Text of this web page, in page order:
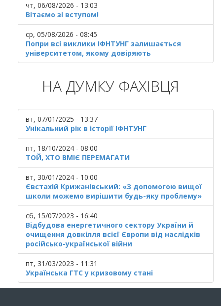
чт, 06/08/2026 - 13:03
Вітаємо зі вступом!
ср, 05/08/2026 - 08:45
Попри всі виклики ІФНТУНГ залишається
університетом, якому довіряють
НА ДУМКУ ФАХІВЦЯ
вт, 07/01/2025 - 13:37
Унікальний рік в історії ІФНТУНГ
пт, 18/10/2024 - 08:00
ТОЙ, ХТО ВМІЄ ПЕРЕМАГАТИ
вт, 30/01/2024 - 10:00
Євстахій Крижанівський: «З допомогою вищої
школи можемо вирішити будь-яку проблему»
сб, 15/07/2023 - 16:40
Відбудова енергетичного сектору України й
очищення довкілля всієї Європи від наслідків
російсько-української війни
пт, 31/03/2023 - 11:31
Українська ГТС у кризовому стані